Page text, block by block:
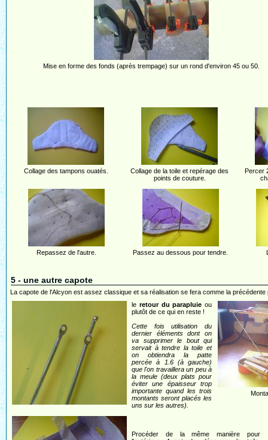
Mise en forme des fonds (après trempage) sur un rond d'environ 45 ou 50.
Collage des tampons ouatés.
Collage de la toile et repérage des
points de couture.
Percer
Repassez de l'autre. Passez au dessous pour tendre.
5 - une autre capote
La capote de l'Alcyon est assez classique et sa réalisation se fera comme la
le retour du parapluie ou
plutôt de ce qui en reste !
Cette fois utilisation du
dernier éléments dont on
va supprimer le bout qui
servait à tendre la toile et
on obtiendra la patte
percée à 1.6 (à gauche)
que l'on travaillera un peu à
la meule (deux plats pour
éviter une épaisseur trop
importante quand les trois
montants seront placés les
uns sur les autres).
Procéder de la même manière pour